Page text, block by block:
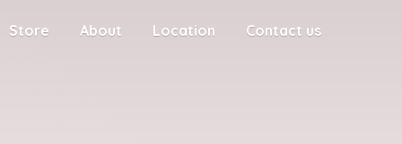
Store About Location Contact us